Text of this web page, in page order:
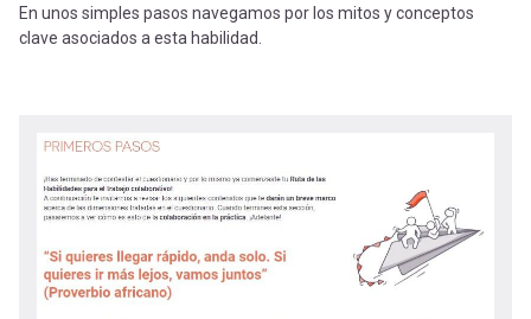
En unos simples pasos navegamos por los mitos y conceptos
clave asociados a esta habilidad.